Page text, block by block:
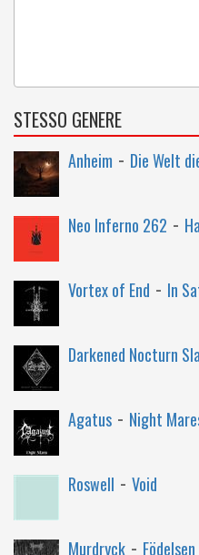
STESSO GENERE
Anheim - Die Welt
Neo Inferno 262 -
Vortex of End - In
Darkened Nocturn
Agatus - Night
Roswell - Void
Murdryck - Födelsen